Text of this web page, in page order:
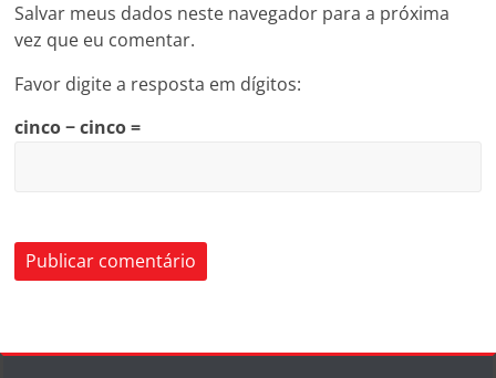
Salvar meus dados neste navegador para a próxima
vez que eu comentar.
Favor digite a resposta em dígitos:
cinco − cinco =